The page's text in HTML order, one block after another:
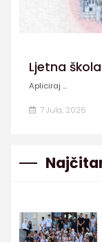
Ljetna škola
Apliciraj ...
7 Jula, 2026